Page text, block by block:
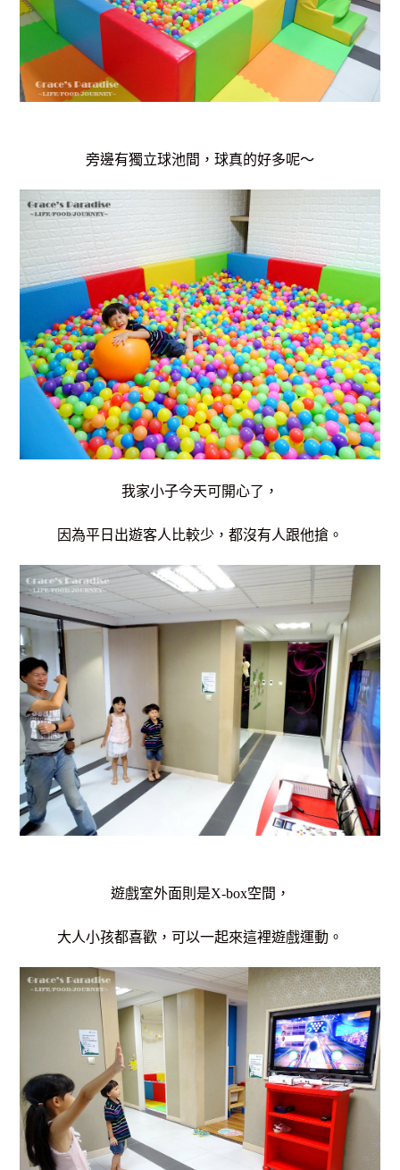
旁邊有獨立球池間，球真的好多呢～
我家小子今天可開心了，
因為平日出遊客人比較少，都沒有人跟他搶。
遊戲室外面則是X-box空間，
大人小孩都喜歡，可以一起來這裡遊戲運動。